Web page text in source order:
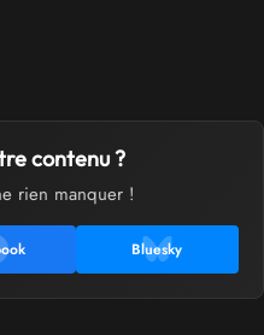
contenu ?
rien manquer !
Bluesky